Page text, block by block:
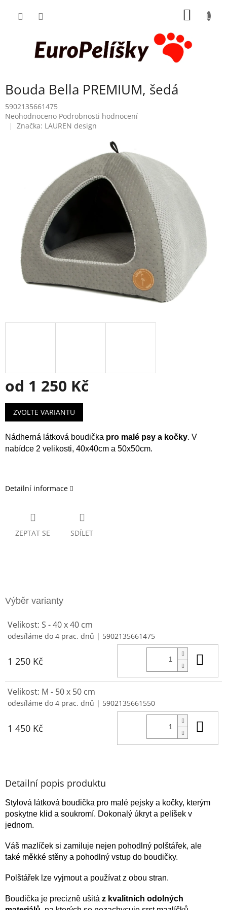
Bouda Bella PREMIUM, šedá
5902135661475
Průměrné
hodnocení
Neohodnoceno Podrobnosti hodnocení
Značka: LAUREN design
od 1 250 Kč
Měrná
cena:
ZVOLTE VARIANTU
Nádherná látková boudička pro malé psy a kočky. V
nabídce 2 velikosti, 40x40cm a 50x50cm.
Detailní informace
ZEPTAT SE SDÍLET
Velikost: S - 40 x 40 cm
odesíláme do 4 prac. dnů | 5902135661475
1 250 Kč
Velikost: M - 50 x 50 cm
odesíláme do 4 prac. dnů | 5902135661550
1 450 Kč
Detailní popis produktu
Stylová látková boudička pro malé pejsky a kočky, kterým
poskytne klid a soukromí. Dokonalý úkryt a pelíšek v
jednom.
Váš mazlíček si zamiluje nejen pohodlný polštářek, ale
také měkké stěny a pohodlný vstup do boudičky.
Polštářek lze vyjmout a používatz obou stran.
Boudička je precizně ušitá z kvalitních odolných